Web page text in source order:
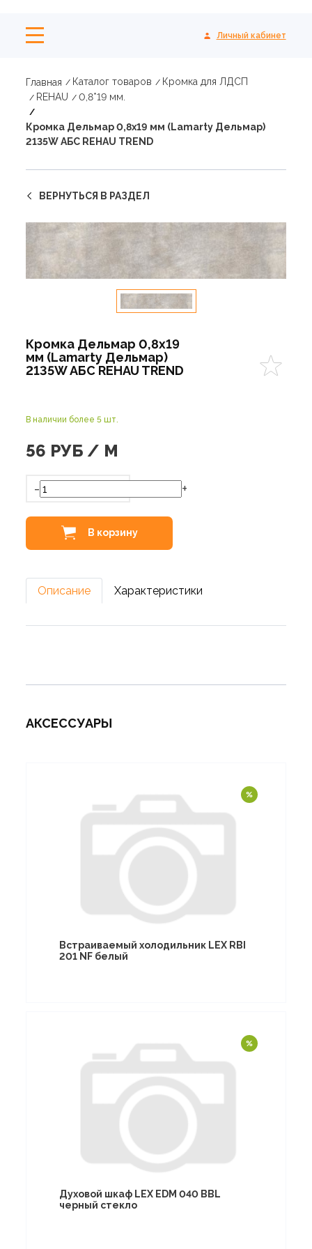
Личный кабинет
Главная Каталог товаров
Кромка для ЛДСП
REHAU
0,8*19 мм.
Кромка Дельмар 0,8х19 мм (Lamarty Дельмар)
2135W АБС REHAU TREND
ВЕРНУТЬСЯ В РАЗДЕЛ
Кромка Дельмар 0,8х19
мм (Lamarty Дельмар)
2135W АБС REHAU TREND
В наличии более 5 шт.
56 РУБ / М
- +
В корзину
Описание Характеристики
АКСЕССУАРЫ
Встраиваемый холодильник LEX RBI
201 NF белый
Духовой шкаф LEX EDM 040 BBL
черный стекло